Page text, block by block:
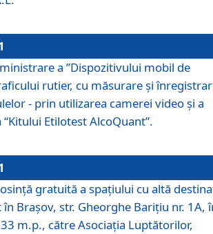
a ”Dispozitivului mobil de
rutier, cu măsurare și
- prin utilizarea camerei video și a
Etilotest AlcoQuant”.
gratuită a spaţiului cu altă
Braşov, str. Gheorghe Bariţiu nr. 1A,
m.p., către Asociaţia Luptătorilor,